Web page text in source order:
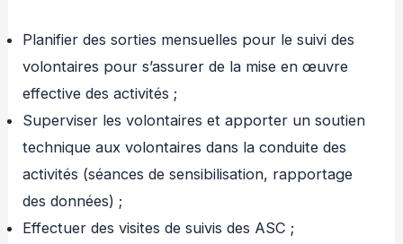
Planifier des sorties mensuelles pour le suivi des
volontaires pour s’assurer de la mise en œuvre
effective des activités ;
Superviser les volontaires et apporter un soutien
technique aux volontaires dans la conduite des
activités (séances de sensibilisation, rapportage
des données) ;
Effectuer des visites de suivis des ASC ;